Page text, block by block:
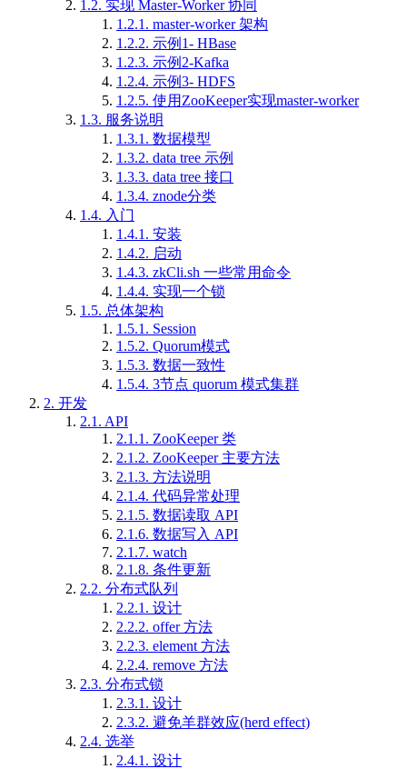
1.2. 实现 Master-Worker 协同
1.2.1. master-worker 架构
1.2.2. 示例1- HBase
1.2.3. 示例2-Kafka
1.2.4. 示例3- HDFS
1.2.5. 使用ZooKeeper实现master-worker
1.3. 服务说明
1.3.1. 数据模型
1.3.2. data tree 示例
1.3.3. data tree 接口
1.3.4. znode分类
1.4. 入门
1.4.1. 安装
1.4.2. 启动
1.4.3. zkCli.sh 一些常用命令
1.4.4. 实现一个锁
1.5. 总体架构
1.5.1. Session
1.5.2. Quorum模式
1.5.3. 数据一致性
1.5.4. 3节点 quorum 模式集群
2. 开发
2.1. API
2.1.1. ZooKeeper 类
2.1.2. ZooKeeper 主要方法
2.1.3. 方法说明
2.1.4. 代码异常处理
2.1.5. 数据读取 API
2.1.6. 数据写入 API
2.1.7. watch
2.1.8. 条件更新
2.2. 分布式队列
2.2.1. 设计
2.2.2. offer 方法
2.2.3. element 方法
2.2.4. remove 方法
2.3. 分布式锁
2.3.1. 设计
2.3.2. 避免羊群效应(herd effect)
2.4. 选举
2.4.1. 设计